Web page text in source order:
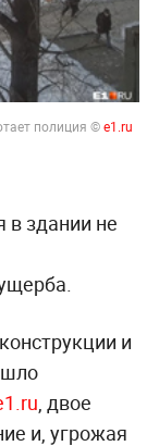
полиция ©e1.ru
в здании не
и
, двое
и, угрожая